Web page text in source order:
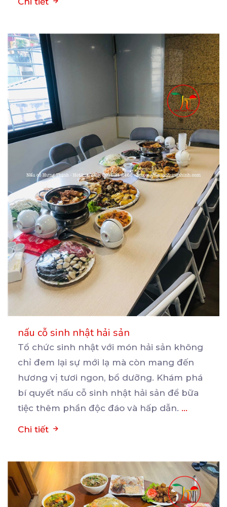
nấu cỗ sinh nhật hải sản
Tổ chức sinh nhật với món hải sản không
chỉ đem lại sự mới lạ mà còn mang đến
hương vị tươi ngon, bổ dưỡng. Khám phá
bí quyết nấu cỗ sinh nhật hải sản để bữa
tiệc thêm phần độc đáo và hấp dẫn. ...
Chi tiết